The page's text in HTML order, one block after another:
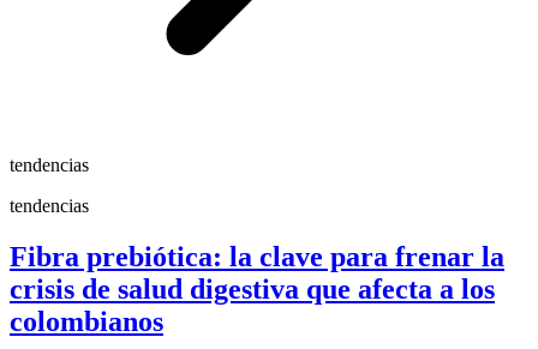
tendencias
tendencias
Fibra prebiótica: la clave para frenar la
crisis de salud digestiva que afecta a los
colombianos